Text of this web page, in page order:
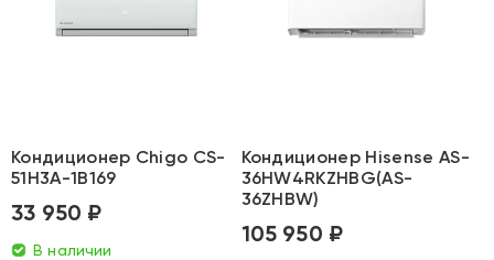
Кондиционер Chigo CS-
51H3A-1B169
33 950 ₽
В наличии
Кондиционер Hisense AS-
36HW4RKZHBG(AS-
36ZHBW)
105 950 ₽